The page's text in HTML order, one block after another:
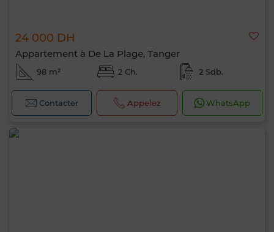
24 000 DH
Appartement à De La Plage, Tanger
98 m² 2 Ch. 2 Sdb.
Contacter Appelez WhatsApp